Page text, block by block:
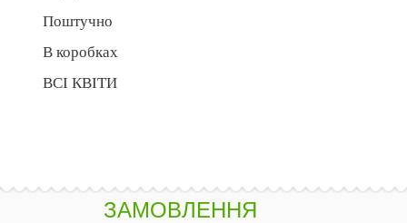
Поштучно
В коробках
ВСІ КВІТИ
ЗАМОВЛЕННЯ